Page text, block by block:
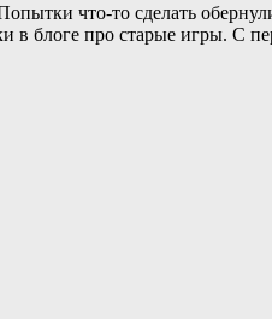
что-то сделать
в блоге про старые игры. С